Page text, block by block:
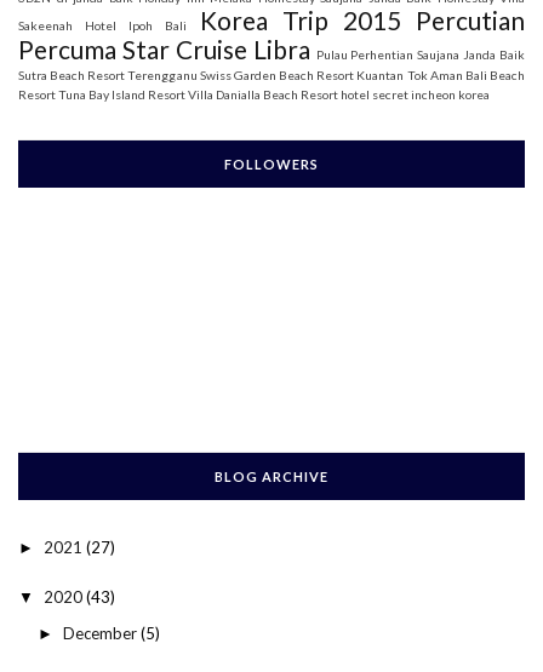
Sakeenah
Hotel Ipoh Bali Korea Trip 2015 Percutian
Percuma Star Cruise Libra Pulau Perhentian Saujana Janda Baik
Sutra Beach Resort Terengganu Swiss Garden Beach Resort Kuantan Tok Aman Bali Beach
ResortTuna Bay Island ResortVilla Danialla Beach Resort hotel secret incheon korea
FOLLOWERS
BLOG ARCHIVE
► 2021 (27)
▼ 2020(43)
► December(5)